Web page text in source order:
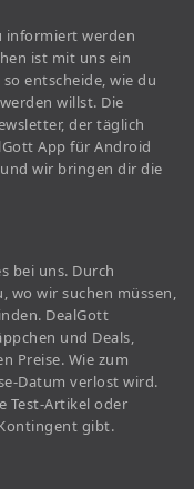
informiert werden
ist mit uns ein
entscheide, wie du
willst. Die
der täglich
App für Android
wir bringen dir die
bei uns. Durch
wo wir suchen müssen,
DealGott
und Deals,
Preise. Wie zum
Datum verlost wird.
Test-Artikel oder
gibt.